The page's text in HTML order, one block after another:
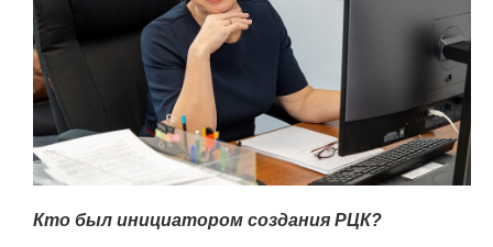
Семинар «Моделирование технологий
ЯТЦ»
Препринты
Зимняя школа по физике высоких
плотностей энергий
Молодежная научно-техническая
конференция «Исследования.
Кто был инициатором создания РЦК?